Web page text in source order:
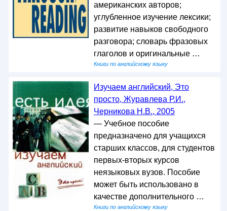
американских авторов;
углубленное изучение лексики;
развитие навыков свободного
разговора; словарь фразовых
глаголов и оригинальные …
Книги по английскому языку
Изучаем английский, Это
просто, Журавлева Р.И.,
Черникова Н.В., 2005
— Учебное пособие
предназначено для учащихся
старших классов, для студентов
первых-вторых курсов
неязыковых вузов. Пособие
может быть использовано в
качестве дополнительного …
Книги по английскому языку